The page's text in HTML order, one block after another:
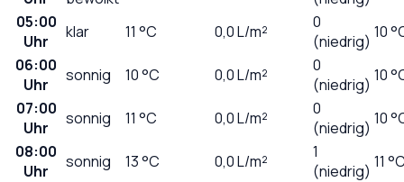
05:00
Uhr
klar 11 °C 0,0L/m²
0
(niedrig) 10
06:00
Uhr
sonnig 10°C 0,0L/m²
0
(niedrig) 10
07:00
Uhr
sonnig 11 °C 0,0L/m²
0
(niedrig) 10
08:00
Uhr
sonnig 13°C 0,0L/m²
1
(niedrig) 11